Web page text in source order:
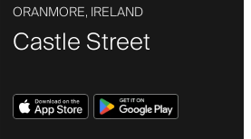
ORANMORE, IRELAND
Castle Street